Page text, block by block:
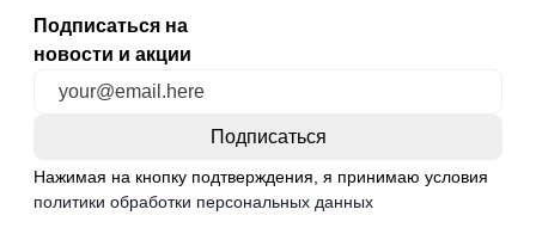
Подписаться на
новости и акции
Нажимая на кнопку подтверждения, я принимаю условия
политики обработки персональных данных